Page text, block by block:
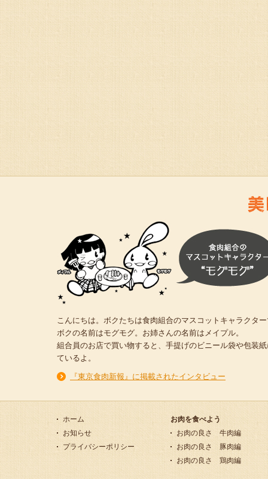
こんにちは。ボクたちは食肉組合のマスコットキャラクタ
ボクの名前はモグモグ。お姉さんの名前はメイプル。
組合員のお店で買い物すると、手提げのビニール袋や包装
ているよ。
『東京食肉新報』に掲載されたインタビュー
ホーム
お知らせ
プライバシーポリシー
お肉を食べよう
お肉の良さ 牛肉編
お肉の良さ 豚肉編
お肉の良さ 鶏肉編